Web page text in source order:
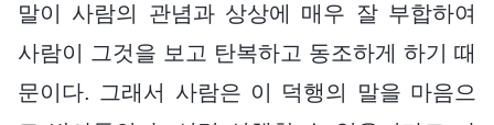
말이 사람의 관념과 상상에 매우 잘 부합하여
사람이 그것을 보고 탄복하고 동조하게 하기 때
문이다. 그래서 사람은 이 덕행의 말을 마음으